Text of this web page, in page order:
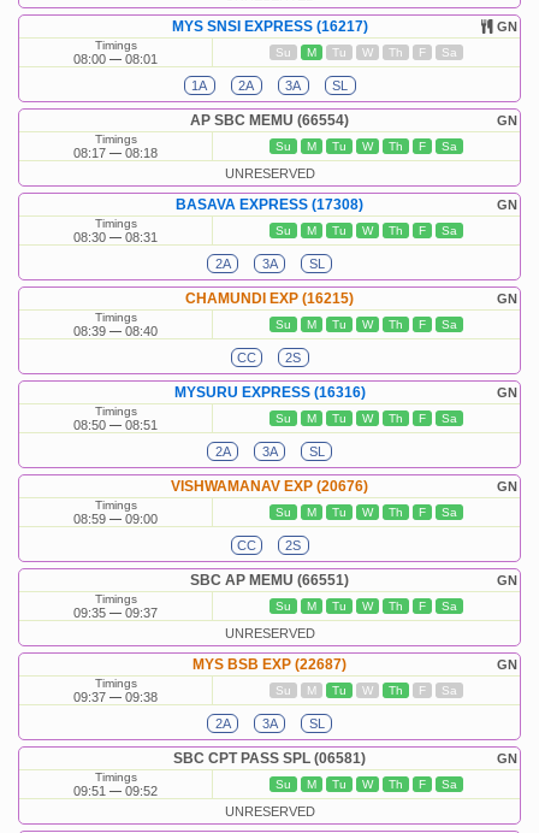
GN
MYS SNSI EXPRESS (16217)
Timings
08:00 08:01 Su M Tu W Th F Sa
1A 2A 3A SL
GN
AP SBC MEMU (66554)
Timings
08:17 08:18 Su M Tu W Th F Sa
UNRESERVED
GN
BASAVA EXPRESS (17308)
Timings
08:30 08:31 Su M Tu W Th F Sa
2A 3A SL
GN
CHAMUNDI EXP (16215)
Timings
08:39 08:40 Su M Tu W Th F Sa
CC 2S
GN
MYSURU EXPRESS (16316)
Timings
08:50 08:51 Su M Tu W Th F Sa
2A 3A SL
GN
VISHWAMANAV EXP (20676)
Timings
08:59 09:00 Su M Tu W Th F Sa
CC 2S
GN
SBC AP MEMU (66551)
Timings
09:35 09:37 Su M Tu W Th F Sa
UNRESERVED
GN
MYS BSB EXP (22687)
Timings
09:37 09:38 Su M Tu W Th F Sa
2A 3A SL
GN
SBC CPT PASS SPL (06581)
Timings
09:51 09:52 Su M Tu W Th F Sa
UNRESERVED